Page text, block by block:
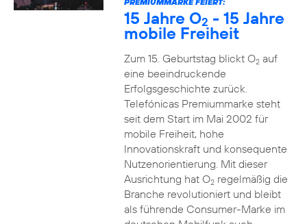
15 Jahre O2 - 15 Jahre
mobile Freiheit
Zum 15. Geburtstag blickt O2auf
eine beeindruckende
Erfolgsgeschichte zurück.
Telefónicas Premiummarke steht
seit dem Start im Mai 2002 für
mobile Freiheit, hohe
Innovationskraft und konsequente
Nutzenorientierung. Mit dieser
Ausrichtung hat O2regelmäßig die
Branche revolutioniert und bleibt
als führende Consumer-Marke im